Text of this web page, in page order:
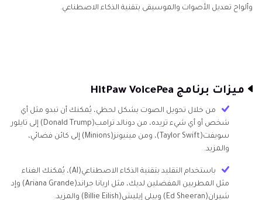
وألواح تعديل الأصوات والموسيقى بتقنية الذكاء الاصطناعي.
ميزات برنامج HitPaw VoicePea
من خلال تحويل الصوت بشكل لحظي، يُمكنك أن تبدو مثل أي
شخص أو أي شيء تريده، من دونالد ترامب(Donald Trump) إلى تايلور
سويفت(Taylor Swift)، ومن مينيونز(Minions) إلى كائن فضائي،
والمزيد.
باستخدام التقليد بتقنية الذكاء الاصطناعي(AI)، يُمكنك الغناء
مثل المطربين المفضلين لديك، مثل اريانا جراند(Ariana Grande) وإد
شيران(Ed Sheeran) وبيلي إيليش(Billie Eilish) والمزيد.